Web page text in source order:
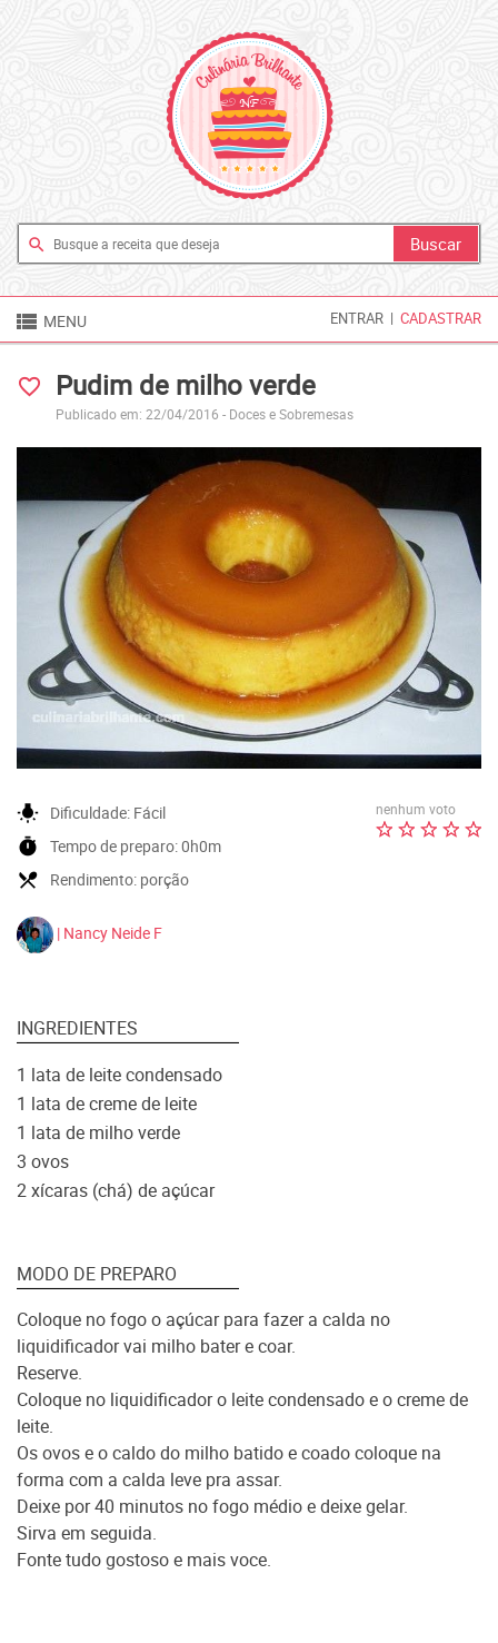
search
 MENU ENTRAR | CADASTRAR
favorite_border Pudim de milho verde
Publicado em: 22/04/2016 - Doces e Sobremesas
nenhum voto
wb_incandescent Dificuldade: Fácil
timer Tempo de preparo:0h0m
local_dining Rendimento: porção
| Nancy Neide F
INGREDIENTES
1 lata de leite condensado
1 lata de creme de leite
1 lata de milho verde
3 ovos
2xícaras (chá) de açúcar
MODO DE PREPARO
Coloque no fogo o açúcar para fazer a calda no
liquidificador vai milho bater e coar.
Reserve.
Coloque no liquidificador o leite condensado e o creme de
leite.
Os ovos e o caldo do milho batido e coado coloque na
forma com a calda leve pra assar.
Deixe por 40 minutos no fogo médio e deixe gelar.
Sirva em seguida.
Fonte tudo gostoso e mais voce.